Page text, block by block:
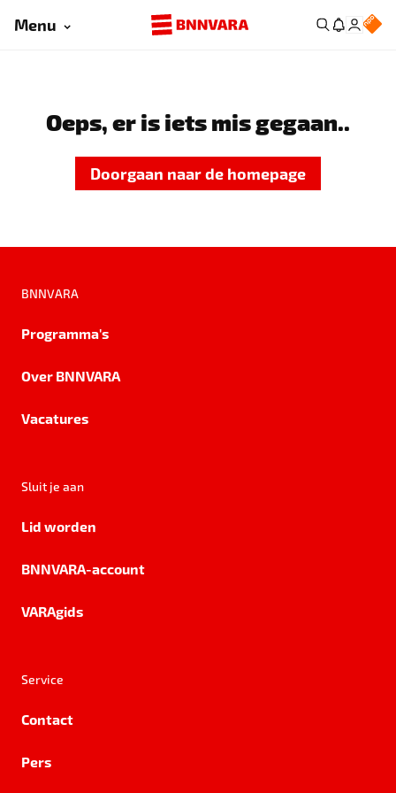
Menu
Oeps, er is iets mis gegaan..
Doorgaan naar de homepage
BNNVARA
Programma's
Over BNNVARA
Vacatures
Sluit je aan
Lid worden
BNNVARA-account
VARAgids
Service
Contact
Pers